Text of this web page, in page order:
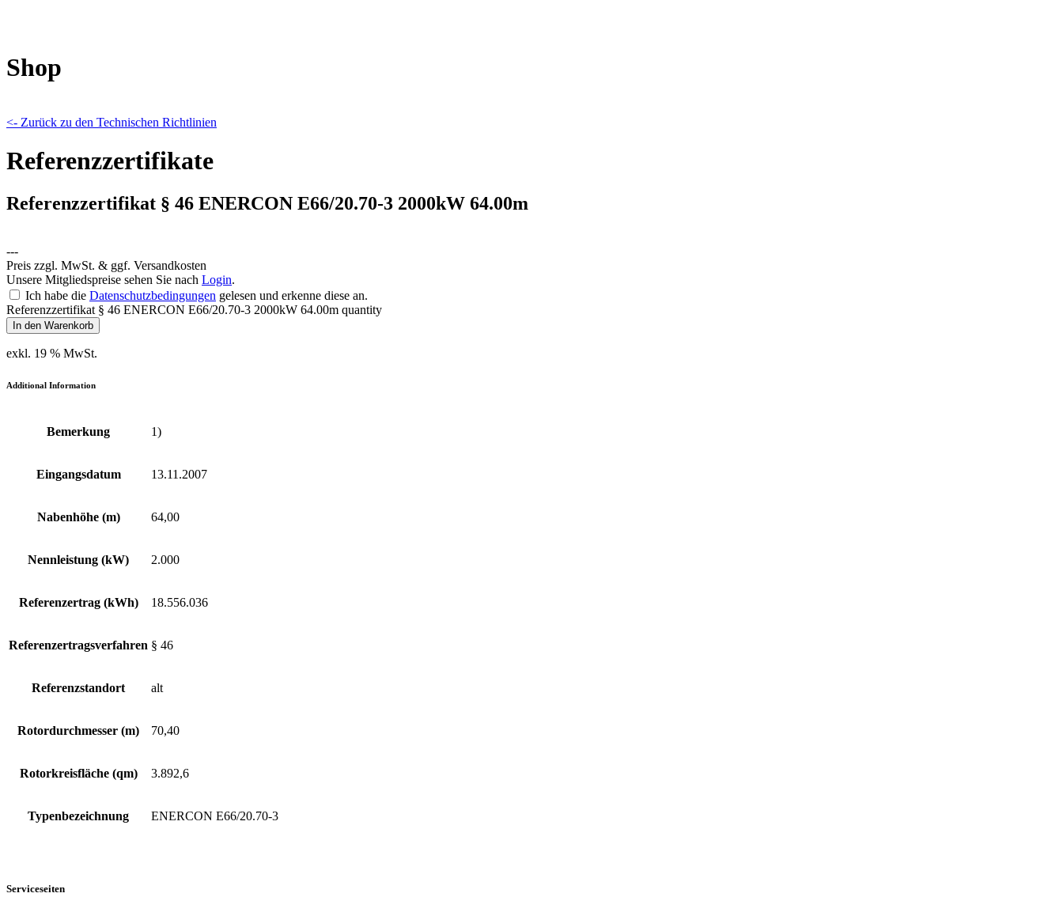
Shop
<- Zurück zu den Technischen Richtlinien
Referenzzertifikate
Referenzzertifikat § 46 ENERCON E66/20.70-3 2000kW 64.00m
---
Preis zzgl. MwSt. & ggf. Versandkosten
Unsere Mitgliedspreise sehen Sie nach Login.
Ich habe die Datenschutzbedingungen gelesen und erkenne diese an.
Referenzzertifikat § 46 ENERCON E66/20.70-3 2000kW 64.00m quantity
In den Warenkorb
exkl. 19 % MwSt.
Additional Information
Bemerkung 1)
Eingangsdatum 13.11.2007
Nabenhöhe (m) 64,00
Nennleistung (kW) 2.000
Referenzertrag (kWh) 18.556.036
Referenzertragsverfahren § 46
Referenzstandort alt
Rotordurchmesser (m) 70,40
Rotorkreisfläche (qm) 3.892,6
Typenbezeichnung ENERCON E66/20.70-3
Serviceseiten